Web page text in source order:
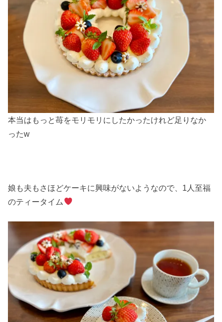
本当はもっと苺をモリモリにしたかったけれど足りなか
ったw
娘も夫もさほどケーキに興味がないようなので、1人至福
のティータイム